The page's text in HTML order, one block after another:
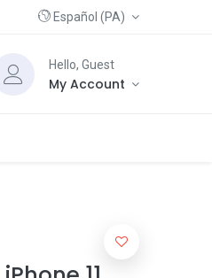
Español (PA)
Hello, Guest
My Account